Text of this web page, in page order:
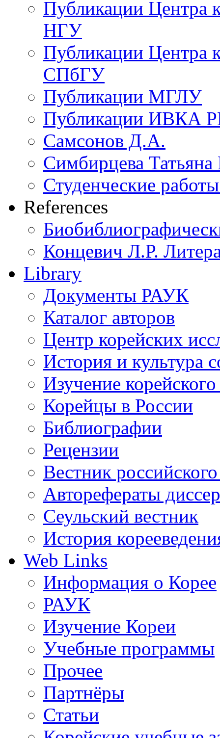
Публикации Центра
НГУ
Публикации Центра
СПбГУ
Публикации МГЛУ
Публикации ИВКА
Самсонов Д.А.
Симбирцева
Студенческие
References
Концевич Л.Р.
Library
Документы РАУК
Каталог авторов
Центр корейских
История и культура
Изучение
Корейцы в России
Библиографии
Рецензии
Вестник
Авторефераты
Сеульский вестник
История
Web Links
Информация о Корее
РАУК
Изучение Кореи
Учебные программы
Прочее
Партнёры
Статьи